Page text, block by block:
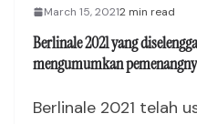
March 15, 20212 min read
Berlinale 2021 yang
mengumumkan
Berlinale 2021 telah